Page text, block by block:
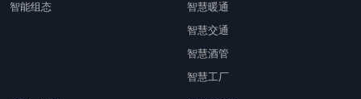
智能组态
智慧暖通
智慧交通
智慧酒管
智慧工厂